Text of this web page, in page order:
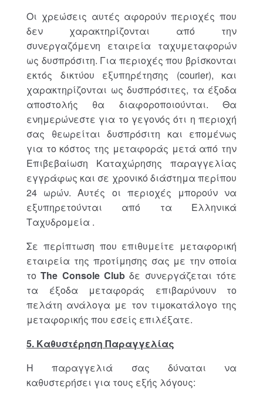
Οι χρεώσεις αυτές αφορούν περιοχές που
δεν χαρακτηρίζονται από την
συνεργαζόμενη εταιρεία ταχυμεταφορών
ως δυσπρόσιτη. Για περιοχές που βρίσκονται
εκτός δικτύου εξυπηρέτησης (courier), και
χαρακτηρίζονται ως δυσπρόσιτες, τα έξοδα
αποστολής θα διαφοροποιούνται. Θα
ενημερώνεστε για το γεγονός ότι η περιοχή
σας θεωρείται δυσπρόσιτη και επομένως
για το κόστος της μεταφοράς μετά από την
Επιβεβαίωση Καταχώρησης παραγγελίας
εγγράφως και σε χρονικό διάστημα περίπου
24 ωρών. Αυτές οι περιοχές μπορούν να
εξυπηρετούνται από τα Ελληνικά
Ταχυδρομεία .
Σε περίπτωση που επιθυμείτε μεταφορική
εταιρεία της προτίμησης σας με την οποία
τοThe Console Club δε συνεργάζεται τότε
τα έξοδα μεταφοράς επιβαρύνουν το
πελάτη ανάλογα με τον τιμοκατάλογο της
μεταφορικής που εσείς επιλέξατε.
5. Καθυστέρηση Παραγγελίας
Η παραγγελιά σας δύναται να
καθυστερήσει για τους εξής λόγους: